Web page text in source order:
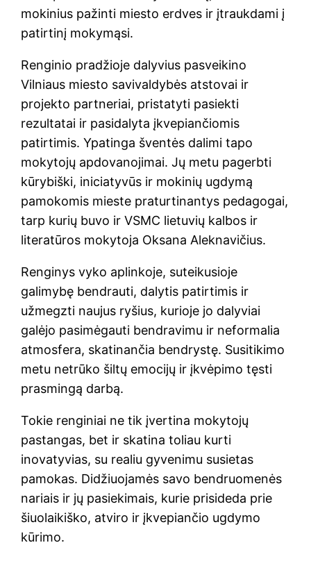
mokinius pažinti miesto erdves ir įtraukdami į
patirtinį mokymąsi.
Renginio pradžioje dalyvius pasveikino
Vilniaus miesto savivaldybės atstovai ir
projekto partneriai, pristatyti pasiekti
rezultatai ir pasidalyta įkvepiančiomis
patirtimis. Ypatinga šventės dalimi tapo
mokytojų apdovanojimai. Jų metu pagerbti
kūrybiški, iniciatyvūs ir mokinių ugdymą
pamokomis mieste praturtinantys pedagogai,
tarp kurių buvo ir VSMC lietuvių kalbos ir
literatūros mokytoja Oksana Aleknavičius.
Renginys vyko aplinkoje, suteikusioje
galimybę bendrauti, dalytis patirtimis ir
užmegzti naujus ryšius, kurioje jo dalyviai
galėjo pasimėgauti bendravimu ir neformalia
atmosfera, skatinančia bendrystę. Susitikimo
metu netrūko šiltų emocijų ir įkvėpimo tęsti
prasmingą darbą.
Tokie renginiai ne tik įvertina mokytojų
pastangas, bet ir skatina toliau kurti
inovatyvias, su realiu gyvenimu susietas
pamokas. Didžiuojamės savo bendruomenės
nariais ir jų pasiekimais, kurie prisideda prie
šiuolaikiško, atviro ir įkvepiančio ugdymo
kūrimo.